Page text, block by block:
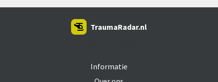
Informatie
TraumaRadar.nl